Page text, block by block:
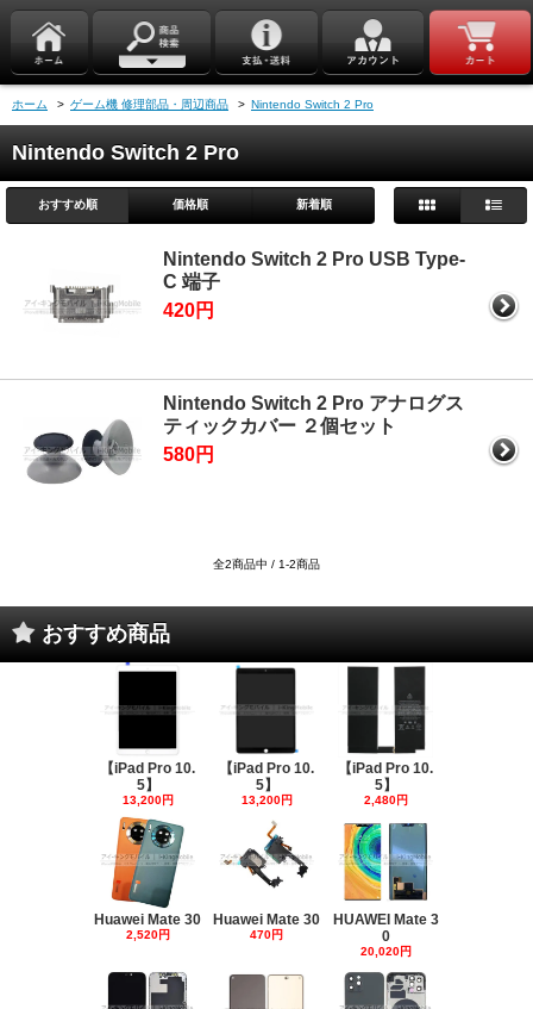
ホーム > ゲーム機 修理部品・周辺商品 > Nintendo Switch 2 Pro
Nintendo Switch 2 Pro
おすすめ順 価格順 新着順
Nintendo Switch 2 Pro USB Type-
C 端子
420円
Nintendo Switch 2 Pro アナログス
ティックカバー ２個セット
580円
全2商品中 / 1-2商品
おすすめ商品
【iPad Pro 10.
5】
13,200円
【iPad Pro 10.
5】
13,200円
【iPad Pro 10.
5】
2,480円
Huawei Mate 30
2,520円
Huawei Mate 30
470円
HUAWEI Mate 3
0
20,020円